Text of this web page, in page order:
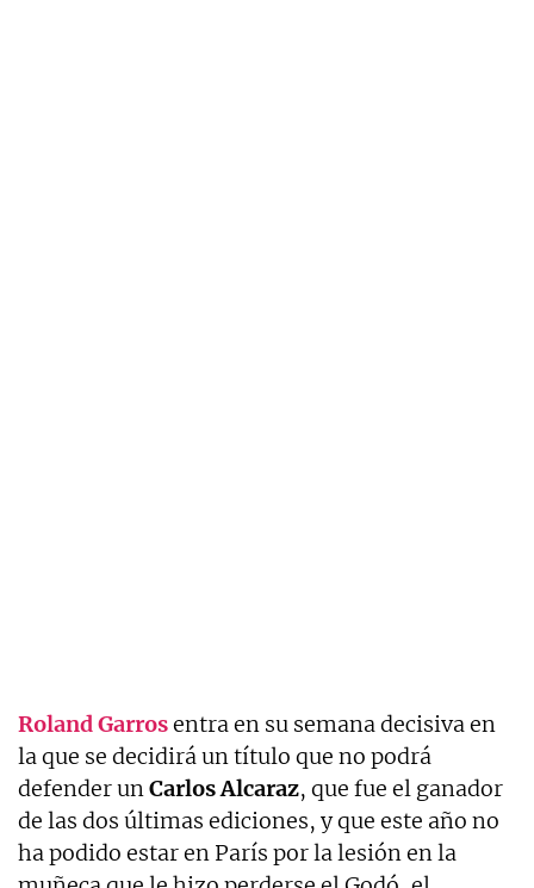
Roland Garrosentra en su semana decisiva en
la que se decidirá un título que no podrá
defender unCarlos Alcaraz, que fue el ganador
de las dos últimas ediciones, y que este año no
ha podido estar en París por la lesión en la